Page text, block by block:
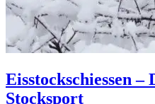
Eisstockschiessen –
Stocksport